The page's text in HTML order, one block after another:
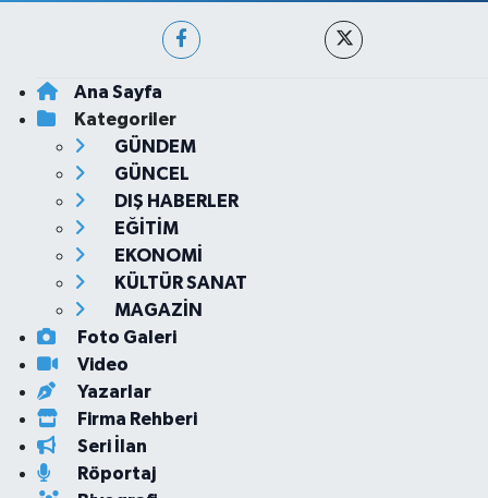
Ana Sayfa
Kategoriler
GÜNDEM
GÜNCEL
DIŞ HABERLER
EĞİTİM
EKONOMİ
KÜLTÜR SANAT
MAGAZİN
Foto Galeri
Video
Yazarlar
Firma Rehberi
Seri İlan
Röportaj